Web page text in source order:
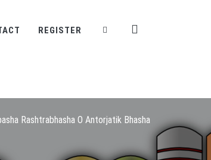
REGISTER
Rashtrabhasha O Antorjatik Bhasha